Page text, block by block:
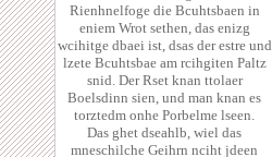
Rienhnelfoge die Bcuhtsbaen in
eniem Wrot sethen, das enizg
wcihitge dbaei ist, dsas der estre und
lzete Bcuhtsbae am rcihgiten Paltz
snid. Der Rset knan ttolaer
Boelsdinn sien, und man knan es
torztedm onhe Porbelme lseen.
Das ghet dseahlb, wiel das
mneschilche Geihrn nciht jdeen